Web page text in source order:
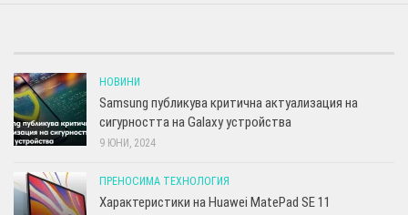
НОВИНИ
Samsung публикува критична актуализация на
сигурността на Galaxy устройства
9 ЮНИ, 2024
ПРЕНОСИМА ТЕХНОЛОГИЯ
Характеристики на Huawei MatePad SE 11